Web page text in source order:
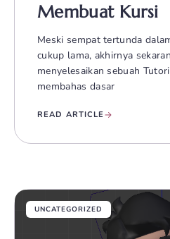
Membuat Kursi
Meski sempat tertunda
cukup lama, akhirnya
menyelesaikan sebuah
membahas dasar
READ ARTICLE
UNCATEGORIZED